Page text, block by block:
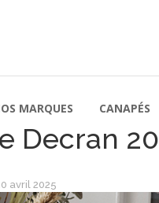
MARQUES CANAPÉS
Decran
avril 2025